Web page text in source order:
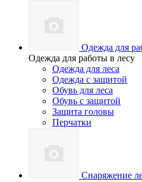
Одежда для
Одежда для работы в лесу
Одежда для леса
Одежда с защитой
Обувь для леса
Обувь с защитой
Защита головы
Перчатки
Снаряжение